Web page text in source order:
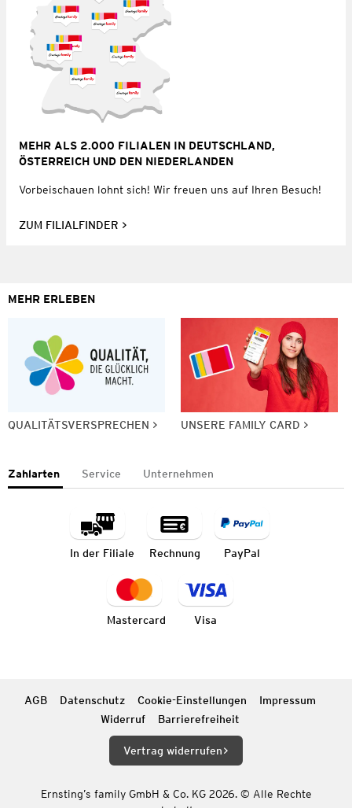
MEHR ALS 2.000 FILIALEN IN DEUTSCHLAND,
ÖSTERREICH UND DEN NIEDERLANDEN
Vorbeischauen lohnt sich! Wir freuen uns auf Ihren Besuch!
ZUM FILIALFINDER
MEHR ERLEBEN
QUALITÄTSVERSPRECHEN UNSERE FAMILY CARD
Zahlarten Service Unternehmen
In der Filiale Rechnung PayPal
Mastercard Visa
AGB Datenschutz Cookie-Einstellungen
Impressum
Widerruf
Barrierefreiheit
Vertrag widerrufen
Ernsting’s family GmbH & Co. KG 2026. © Alle Rechte